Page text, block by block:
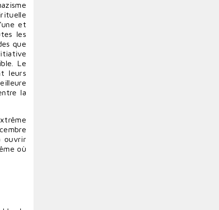
et
les
que
Le
leurs
la
ouvrir
où